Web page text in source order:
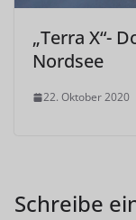
„Terra X“-
Nordsee
22. Oktober 2020
Schreibe